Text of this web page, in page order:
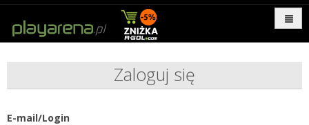
Zaloguj się
E-mail/Login